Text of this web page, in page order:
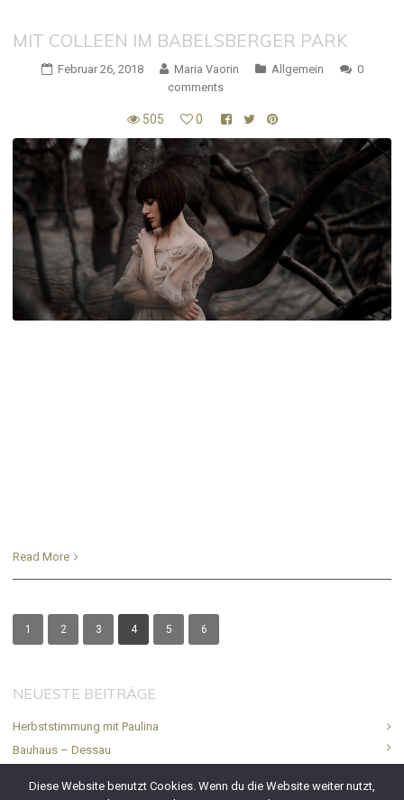
MIT COLLEEN IM BABELSBERGER PARK
Februar 26, 2018 Maria Vaorin Allgemein
0
comments
505 0
Read More
1 2 3 4 5 6
NEUESTE BEITRÄGE
Herbststimmung mit Paulina
Bauhaus – Dessau
Hausboote und Yachthafen Ferchesar
Diese Website benutzt Cookies. Wenn du die Website weiter nutzt,